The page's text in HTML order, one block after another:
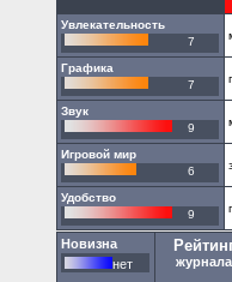
Увлекательность
7
Графика
7
Звук
9
Игровой мир
6
Удобство
9
Новизна
нет
журнала